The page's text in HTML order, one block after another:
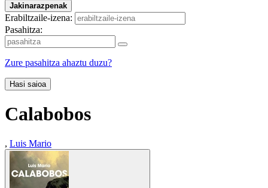
Jakinarazpenak
Erabiltzaile-izena:
Pasahitza:
Zure pasahitza ahaztu duzu?
Hasi saioa
Calabobos
, Luis Mario